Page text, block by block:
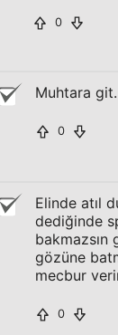
0
Muhtara
0
Elinde atıl
dediğinde
bakmazsın
gözüne
mecbur
0